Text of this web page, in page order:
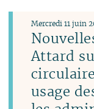
Attard
usage
Mercredi 11 juin